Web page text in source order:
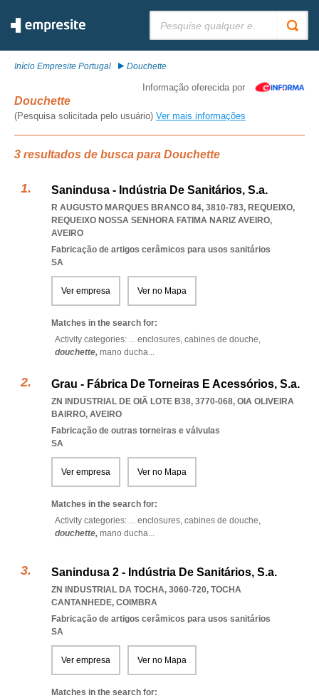
Início Empresite Portugal Douchette
Informação oferecida por
Douchette
(Pesquisa solicitada pelo usuário) Ver mais informações
3 resultados de busca para Douchette
Sanindusa - Indústria De Sanitários, S.a.
R AUGUSTO MARQUES BRANCO 84, 3810-783, REQUEIXO,
REQUEIXO NOSSA SENHORA FATIMA NARIZ AVEIRO,
AVEIRO
Fabricação de artigos cerâmicos para usos sanitários
SA
Ver empresa Ver no Mapa
Matches in the search for:
Activity categories: ... enclosures, cabines de douche,
douchette, mano ducha...
Grau - Fábrica De Torneiras E Acessórios, S.a.
ZN INDUSTRIAL DE OIÃ LOTE B38, 3770-068, OIA OLIVEIRA
BAIRRO, AVEIRO
Fabricação de outras torneiras e válvulas
SA
Ver empresa Ver no Mapa
Matches in the search for:
Activity categories: ... enclosures, cabines de douche,
douchette, mano ducha...
Sanindusa 2 - Indústria De Sanitários, S.a.
ZN INDUSTRIAL DA TOCHA, 3060-720, TOCHA
CANTANHEDE, COIMBRA
Fabricação de artigos cerâmicos para usos sanitários
SA
Ver empresa Ver no Mapa
Matches in the search for: